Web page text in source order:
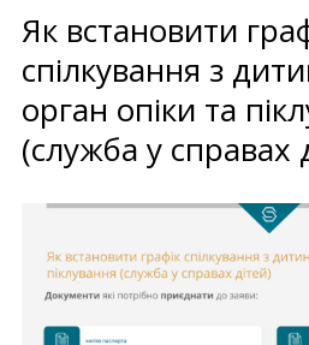
Як встановити
спілкування з
орган опіки та
(служба у справах